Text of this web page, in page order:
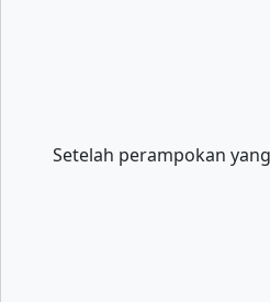
Setelah perampokan